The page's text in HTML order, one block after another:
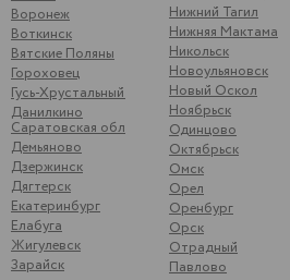
Воронеж
Воткинск
Вятские Поляны
Гороховец
Гусь-Хрустальный
Данилкино
Саратовская обл
Демьяново
Дзержинск
Дягтерск
Екатеринбург
Елабуга
Жигулевск
Зарайск
Нижний Тагил
Нижняя Мактама
Никольск
Новоульяновск
Новый Оскол
Ноябрьск
Одинцово
Октябрьск
Омск
Орел
Оренбург
Орск
Отрадный
Павлово